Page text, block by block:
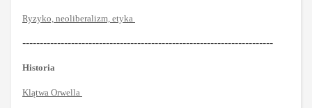
Ryzyko, neoliberalizm, etyka
------------------------------------------------------------------------
Historia
Klątwa Orwella